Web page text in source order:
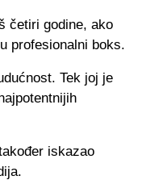
četiri godine, ako
profesionalni boks.
Tek joj je
iskazao